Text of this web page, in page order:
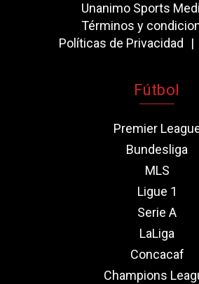
Unanimo Sports
Términos y
Políticas de Privacidad
Fútbol
Premier
Bundesliga
MLS
Ligue 1
Serie A
LaLiga
Concacaf
Champions